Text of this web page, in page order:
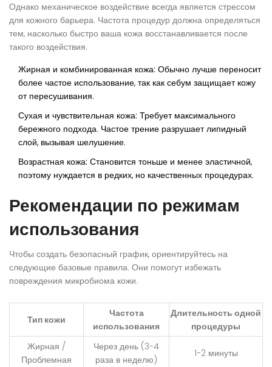
Однако механическое воздействие всегда является стрессом
для кожного барьера. Частота процедур должна определяться
тем, насколько быстро ваша кожа восстанавливается после
такого воздействия.
Жирная и комбинированная кожа: Обычно лучше переносит
более частое использование, так как себум защищает кожу
от пересушивания.
Сухая и чувствительная кожа: Требует максимального
бережного подхода. Частое трение разрушает липидный
слой, вызывая шелушение.
Возрастная кожа: Становится тоньше и менее эластичной,
поэтому нуждается в редких, но качественных процедурах.
Рекомендации по режимам
использования
Чтобы создать безопасный график, ориентируйтесь на
следующие базовые правила. Они помогут избежать
повреждения микробиома кожи.
Тип кожи
Частота
использования
Длительность одной
процедуры
Жирная /
Проблемная
Через день (3-4
раза в неделю)
1-2 минуты